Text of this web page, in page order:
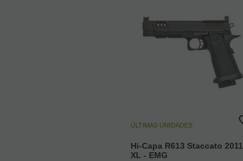
ÚLTIMAS UNIDADES
Hi-Capa R613 Staccato 2011
XL - EMG